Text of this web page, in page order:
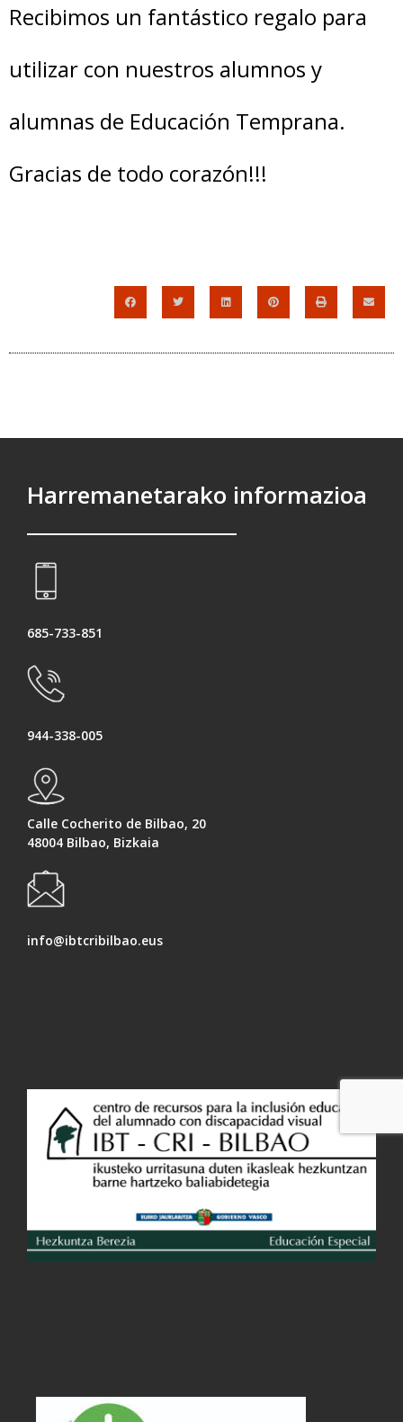
Recibimos un fantástico regalo para
utilizar con nuestros alumnos y
alumnas de Educación Temprana.
Gracias de todo corazón!!!
Harremanetarako informazioa
685-733-851
944-338-005
Calle Cocherito de Bilbao, 20
48004 Bilbao, Bizkaia
info@ibtcribilbao.eus